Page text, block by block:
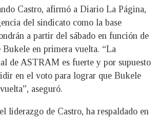
Castro, afirmó a Diario La Página,
del sindicato como la base
a partir del sábado en función de
en primera vuelta. “La
de ASTRAM es fuerte y por supuesto
en el voto para lograr que Bukele
aseguró.
liderazgo de Castro, ha respaldado en